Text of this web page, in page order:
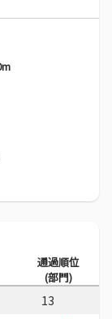
通過順位
(部門)
13